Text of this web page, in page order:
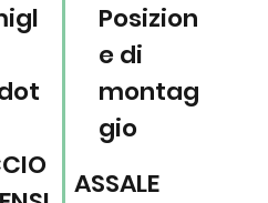
Posizion
e di
montag
gio
ASSALE